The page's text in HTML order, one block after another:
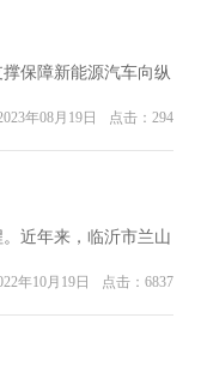
保障新能源汽车向纵
年08月19日 点击：294
近年来，临沂市兰山
年10月19日 点击：6837